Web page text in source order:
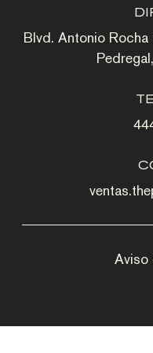
Blvd. Antonio
Aviso